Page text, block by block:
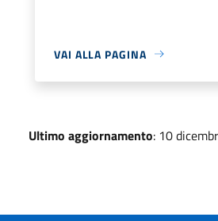
VAI ALLA PAGINA
Ultimo aggiornamento: 10